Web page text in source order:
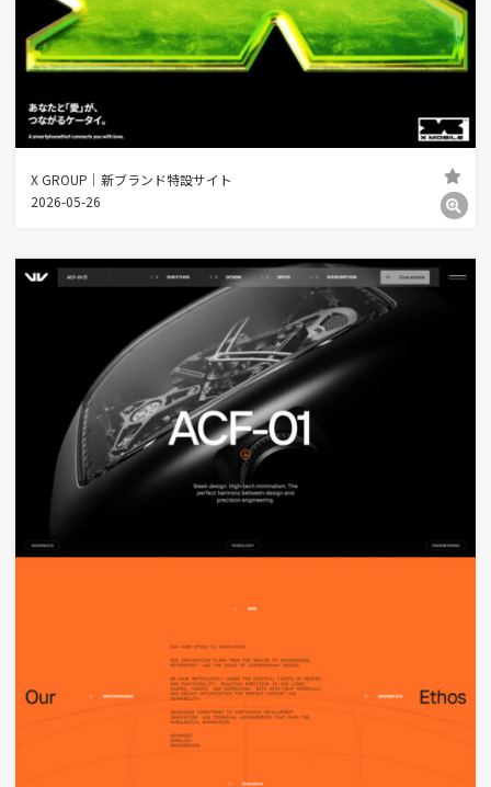
X GROUP｜新ブランド特設サイト
2026-05-26